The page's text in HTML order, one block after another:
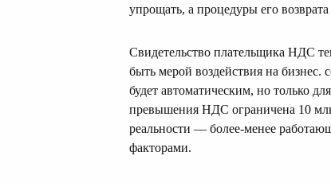
упрощать, а процедуры его
Свидетельство плательщика НДС
быть мерой воздействия на
будет автоматическим, но только
превышения НДС ограничена 10
реальности — более-менее
факторами.